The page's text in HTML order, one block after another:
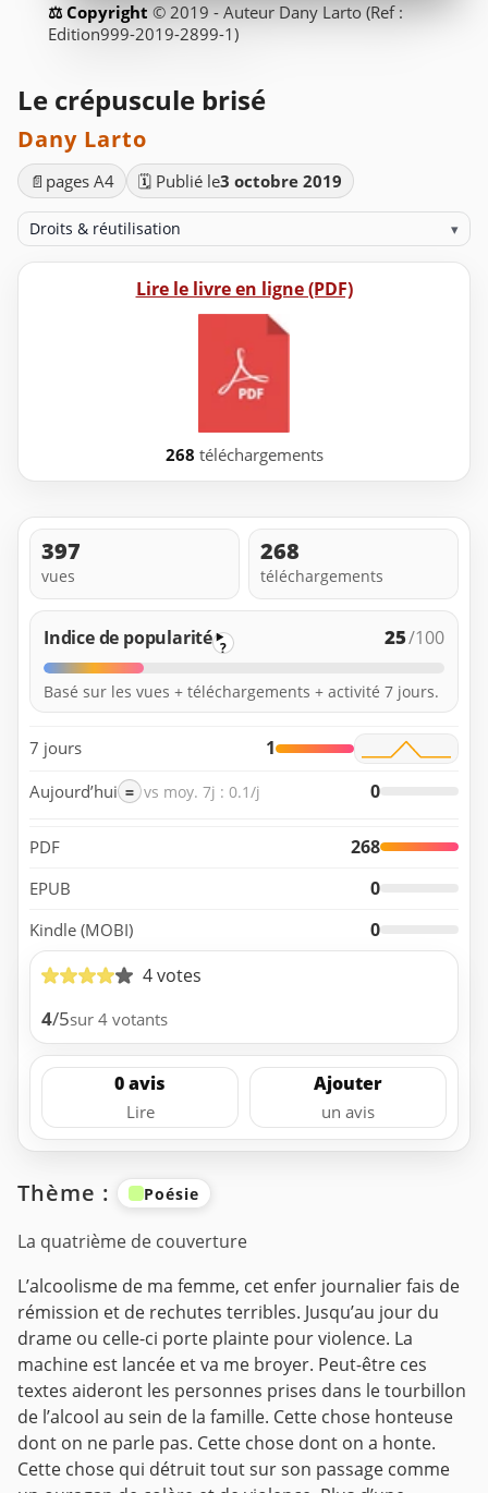
© 2019 - Auteur Dany Larto (Ref :
Edition999-2019-2899-1)
Le crépuscule brisé
Dany Larto
📄 pages A4 🗓️ Publié le3 octobre 2019
Droits & réutilisation ▾
Lire le livre en ligne (PDF)
268 téléchargements
397
vues
268
téléchargements
Indice de popularité ? 25/100
Basé sur les vues + téléchargements + activité 7 jours.
7 jours 1
Aujourd’hui = vs moy. 7j : 0.1/j 0
PDF 268
EPUB 0
Kindle (MOBI)
0
4 votes
4/5sur 4 votants
0 avis
Lire
Ajouter
un avis
Thème : Poésie
La quatrième de couverture
L’alcoolisme de ma femme, cet enfer journalier fais de
rémission et de rechutes terribles. Jusqu’au jour du
drame ou celle-ci porte plainte pour violence. La
machine est lancée et va me broyer. Peut-être ces
textes aideront les personnes prises dans le tourbillon
de l’alcool au sein de la famille. Cette chose honteuse
dont on ne parle pas. Cette chose dont on a honte.
Cette chose qui détruit tout sur son passage comme